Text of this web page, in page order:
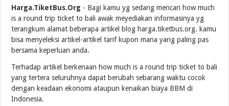
Harga.TiketBus.Org - Bagi kamu yg sedang mencari how much
is a round trip ticket to bali awak meyediakan informasinya yg
terangkum alamat beberapa artikel blog harga.tiketbus.org. kamu
bisa menyeleksi artikel-artikel tarif kupon mana yang paling pas
bersama keperluan anda.
Terhadap artikel berkenaan how much is a round trip ticket to bali
yang tertera seluruhnya dapat berubah sebarang waktu cocok
dengan keadaan ekonomi ataupun kenaikan biaya BBM di
Indonesia.